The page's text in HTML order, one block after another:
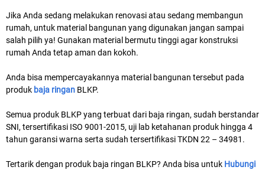
Jika Anda sedang melakukan renovasi atau sedang membangun
rumah, untuk material bangunan yang digunakan jangan sampai
salah pilih ya! Gunakan material bermutu tinggi agar konstruksi
rumah Anda tetap aman dan kokoh.
Anda bisa mempercayakannya material bangunan tersebut pada
produk baja ringan BLKP.
Semua produk BLKP yang terbuat dari baja ringan, sudah berstandar
SNI, tersertifikasi ISO 9001-2015, uji lab ketahanan produk hingga 4
tahun garansi warna serta sudah tersertifikasi TKDN 22 – 34981.
Tertarik dengan produk baja ringan BLKP? Anda bisa untuk Hubungi